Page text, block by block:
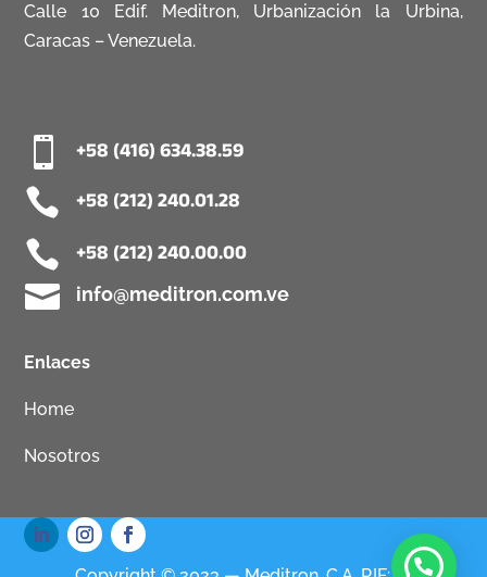
Calle 10 Edif. Meditron, Urbanización la Urbina,
Caracas – Venezuela.
 +58 (416) 634.38.59
 +58 (212) 240.01.28
 +58 (212) 240.00.00
 info@meditron.com.ve
Enlaces
Home
Nosotros